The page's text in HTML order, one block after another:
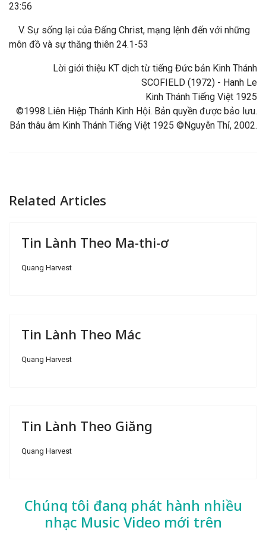
23:56
V. Sự sống lại của Ðấng Christ, mạng lệnh đến với những
môn đồ và sự thăng thiên 24.1-53
Lời giới thiệu KT dịch từ tiếng Đức bản Kinh Thánh
SCOFIELD (1972) - Hanh Le
Kinh Thánh Tiếng Việt 1925
©1998 Liên Hiệp Thánh Kinh Hội. Bản quyền được bảo lưu.
Bản thâu âm Kinh Thánh Tiếng Việt 1925 ©Nguyễn Thỉ, 2002.
Related Articles
Tin Lành Theo Ma-thi-ơ
Quang Harvest
Tin Lành Theo Mác
Quang Harvest
Tin Lành Theo Giăng
Quang Harvest
Chúng tôi đang phát hành nhiều
nhạc Music Video mới trên